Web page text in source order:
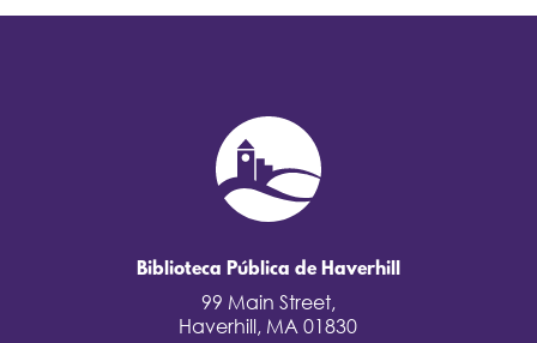
Biblioteca Pública de Haverhill
99 Main Street,
Haverhill, MA 01830